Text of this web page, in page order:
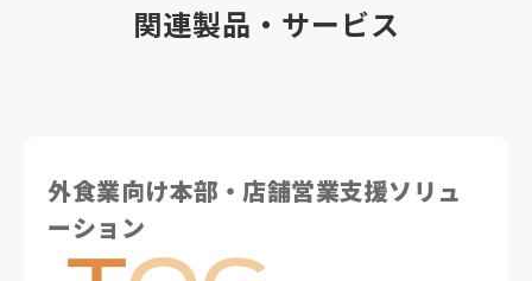
関連製品・サービス
外食業向け本部・店舗営業支援ソリュ
ーション